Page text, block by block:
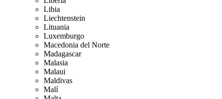
Libia
Liechtenstein
Lituania
Luxemburgo
Macedonia del Norte
Madagascar
Malasia
Malaui
Maldivas
Malí